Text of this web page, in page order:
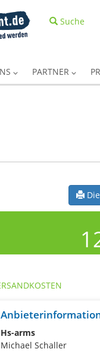
Suche
PARTNER
Hs-arms
Michael Schaller